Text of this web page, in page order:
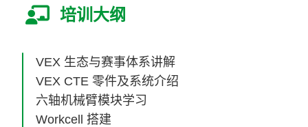
培训大纲
VEX 生态与赛事体系讲解
VEX CTE 零件及系统介绍
六轴机械臂模块学习
Workcell 搭建